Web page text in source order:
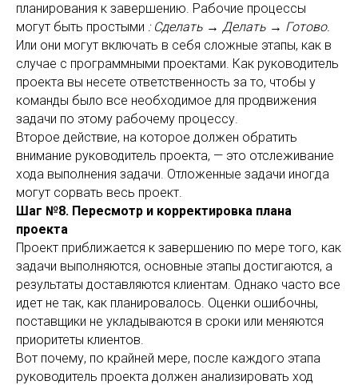
планирования к завершению. Рабочие процессы
могут быть простыми : Сделать → Делать → Готово.
Или они могут включать в себя сложные этапы, как в
случае с программными проектами. Как руководитель
проекта вы несете ответственность за то, чтобы у
команды было все необходимое для продвижения
задачи по этому рабочему процессу.
Второе действие, на которое должен обратить
внимание руководитель проекта, — это отслеживание
хода выполнения задачи. Отложенные задачи иногда
могут сорвать весь проект.
Шаг №8. Пересмотр и корректировка плана
проекта
Проект приближается к завершению по мере того, как
задачи выполняются, основные этапы достигаются, а
результаты доставляются клиентам. Однако часто все
идет не так, как планировалось. Оценки ошибочны,
поставщики не укладываются в сроки или меняются
приоритеты клиентов.
Вот почему, по крайней мере, после каждого этапа
руководитель проекта должен анализировать ход